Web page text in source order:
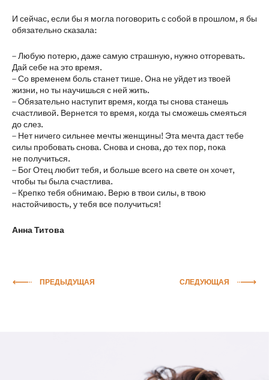
И сейчас, если бы я могла поговорить с собой в прошлом, я бы
обязательно сказала:
– Любую потерю, даже самую страшную, нужно отгоревать.
Дай себе на это время.
– Со временем боль станет тише. Она не уйдет из твоей
жизни, но ты научишься с ней жить.
– Обязательно наступит время, когда ты снова станешь
счастливой. Вернется то время, когда ты сможешь смеяться
до слез.
– Нет ничего сильнее мечты женщины! Эта мечта даст тебе
силы пробовать снова. Снова и снова, до тех пор, пока
не получиться.
– Бог Отец любит тебя, и больше всего на свете он хочет,
чтобы ты была счастлива.
– Крепко тебя обнимаю. Верю в твои силы, в твою
настойчивость, у тебя все получиться!
Анна Титова
ПРЕДЫДУЩАЯ СЛЕДУЮЩАЯ